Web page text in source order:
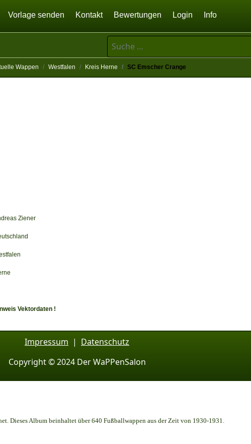
Vorlage senden Kontakt Bewertungen Login Info
Suchen
Wappen Westfalen Kreis Herne SC Emscher Crange
Ziener
Vektordaten !
Impressum | Datenschutz
Copyright © 2024 Der WaPPenSalon
Dieses Album beinhaltet über 640 Fußballwappen aus der Zeit von 1930-1931.